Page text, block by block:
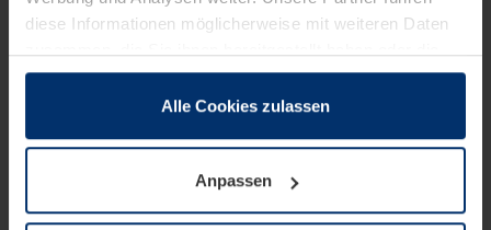
diese Informationen möglicherweise mit weiteren Daten
sie im Rahmen Ihrer Nutzung der Dienste gesammelt
wenn diese für den Betrieb dieser Seite unbedingt
notwendig sind. Für alle anderen Cookie-Typen benötigen
wir Ihre Erlaubnis. Ihre Einwilligung können Sie jederzeit
Alle Cookies zulassen
Anpassen